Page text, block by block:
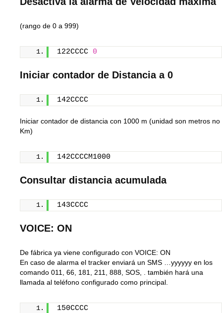
(rango de 0 a 999)
122CCCC 0
Iniciar contador de Distancia a 0
142CCCC
Iniciar contador de distancia con 1000 m (unidad son metros no
Km)
142CCCCM1000
Consultar distancia acumulada
143CCCC
VOICE: ON
De fábrica ya viene configurado con VOICE: ON
En caso de alarma el tracker enviará un SMS …yyyyyy en los
comando 011, 66, 181, 211, 888, SOS, . también hará una
llamada al teléfono configurado como principal.
150CCCC